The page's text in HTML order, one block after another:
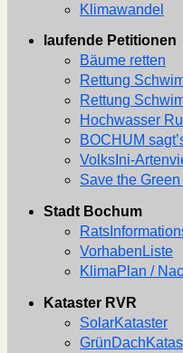
Klimawandel
laufende Petitionen
Bäume retten
Rettung
Rettung
Hochwasser
BOCHUM
VolksIni-
Save the Green
Stadt Bochum
VorhabenListe
KlimaPlan /
Kataster RVR
SolarKataster